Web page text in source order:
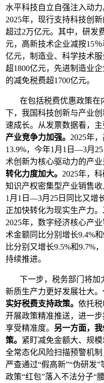
水平科技自立自强注入动
2025年，现行支持科技创
超过2万亿元。其中，研发
元，高新技术企业减按15
亿元，制造业、科学技术
超1800亿元，先进制造业
的减免税费超1700亿元。
在包括税费优惠政策在
下，我国科技创新与产业
速成长。从发票数据看，
产业竞争力加强。 2025年
13.9%，今年1月1日—3月
术创新为核心驱动力的产业
转化力度加大。 2025年，
知识产权密集型产业销售
1月1日—3月25日同比又增
正加快转化为现实生产力。
2025年，数字经济核心产
术金额同比分别增长9.4%
比分别又增长9.5%和9.7%
持续推进。
下一步，税务部门将加
新质生产力更好发展壮大。
实好税费支持政策。依托
开展政策精准推送，进一
享受精准度。 另一方面，
策。 紧盯减免金额大、规
全常态化风险扫描预警机
严查通过“假高新”“伪研发
政策“红包”落入不法分子“腰